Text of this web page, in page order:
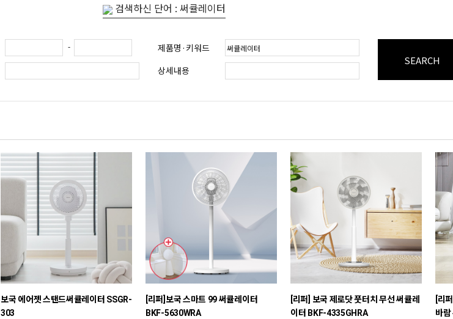
검색하신 단어 : 써큘레이터
- 제품명·키워드
SEARCH
상세내용
보국 에어젯 스탠드써큘레이터 SSGR-
303
[리퍼]보국 스마트 99 써큘레이터
BKF-5630WRA
[리퍼] 보국 제로닷 풋터치 무선 써큘레
이터 BKF-4335GHRA
[리
바람